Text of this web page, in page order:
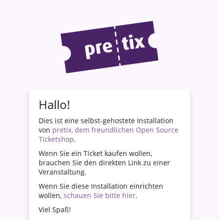
Hallo!
Dies ist eine selbst-gehostete Installation
von pretix, dem freundlichen Open Source
Ticketshop.
Wenn Sie ein Ticket kaufen wollen,
brauchen Sie den direkten Link zu einer
Veranstaltung.
Wenn Sie diese Installation einrichten
wollen, schauen Sie bitte hier.
Viel Spaß!